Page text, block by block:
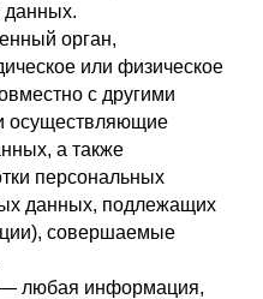
данных.
орган,
или физическое
с другими
осуществляющие
а также
персональных
данных, подлежащих
совершаемые
любая информация,